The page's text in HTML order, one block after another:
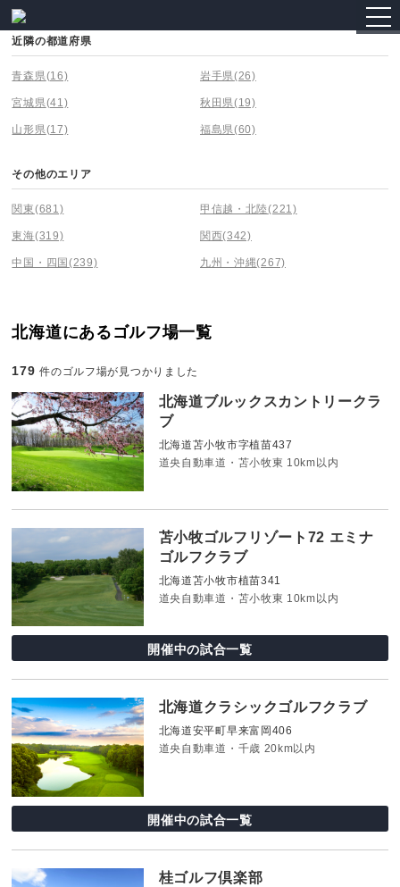
近隣の都道府県
青森県(16) 岩手県(26)
宮城県(41) 秋田県(19)
山形県(17) 福島県(60)
その他のエリア
関東(681) 甲信越・北陸(221)
東海(319) 関西(342)
中国・四国 (239) 九州・沖縄(267)
北海道にあるゴルフ場一覧
179 件のゴルフ場が見つかりました
北海道ブルックスカントリークラ
ブ
北海道苫小牧市字植苗437
道央自動車道・苫小牧東 10km以内
苫小牧ゴルフリゾート72 エミナ
ゴルフクラブ
北海道苫小牧市植苗341
道央自動車道・苫小牧東 10km以内
開催中の試合一覧
北海道クラシックゴルフクラブ
北海道安平町早来富岡406
道央自動車道・千歳 20km以内
開催中の試合一覧
桂ゴルフ倶楽部